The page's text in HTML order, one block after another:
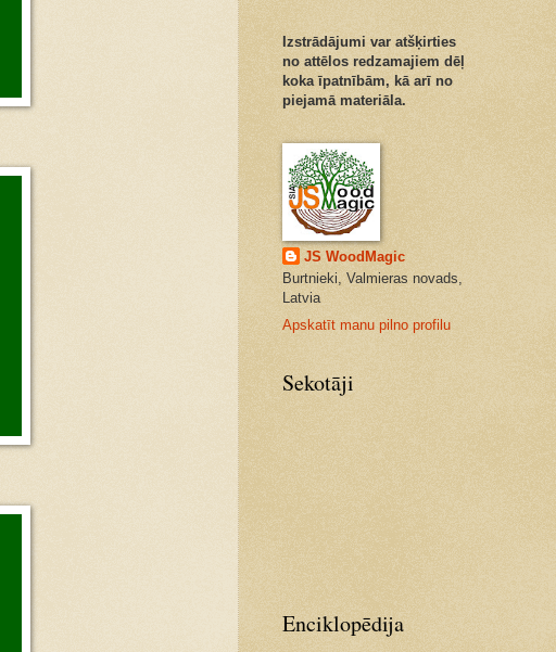
Izstrādājumi var atšķirties
no attēlos redzamajiem dēļ
koka īpatnībām, kā arī no
piejamā materiāla.
JS WoodMagic
Burtnieki, Valmieras novads,
Latvia
Apskatīt manu pilno profilu
Sekotāji
Enciklopēdija